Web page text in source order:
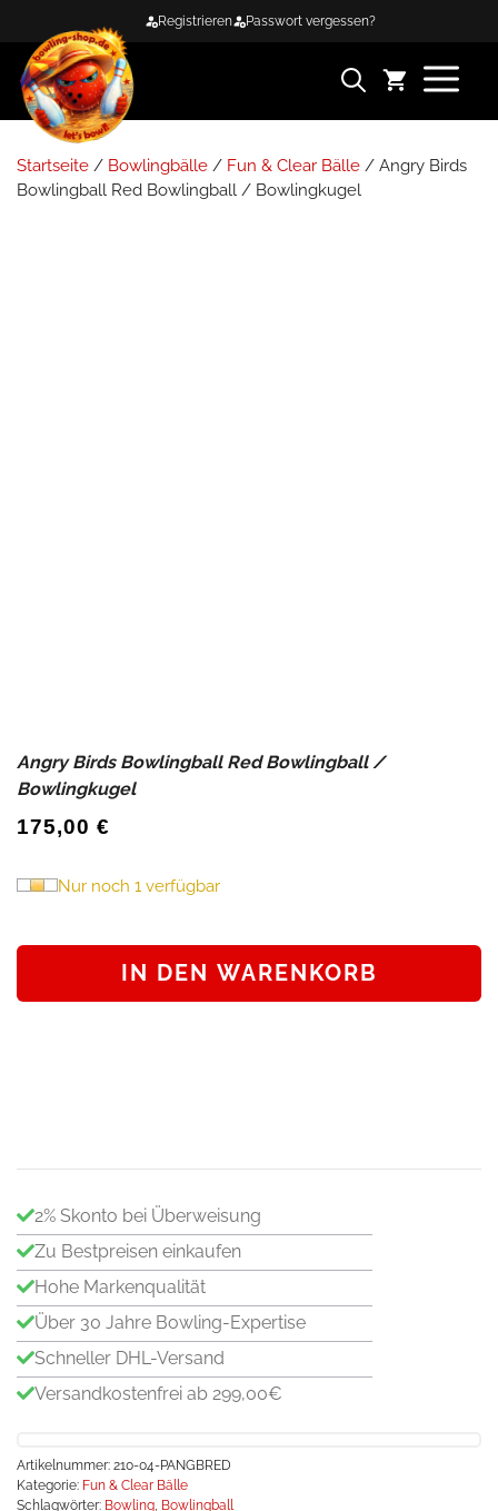
springen
Registrieren Passwort vergessen?
Startseite / Bowlingbälle / Fun & Clear Bälle / Angry Birds
Bowlingball Red Bowlingball / Bowlingkugel
Angry Birds Bowlingball Red Bowlingball /
Bowlingkugel
175,00 €
Nur noch 1 verfügbar
Red
IN DEN WARENKORB
2% Skonto bei Überweisung
Zu Bestpreisen einkaufen
Hohe Markenqualität
Über 30 Jahre Bowling-Expertise
Schneller DHL-Versand
Versandkostenfrei ab 299,00€
Artikelnummer: 210-04-PANGBRED
Kategorie: Fun & Clear Bälle
Schlagwörter: Bowling, Bowlingball